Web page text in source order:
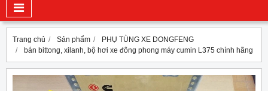
Trang chủ Sản phẩm
PHỤ TÙNG XE DONGFENG
bán bittong, xilanh, bộ hơi xe đông phong máy cumin L375 chính hãng